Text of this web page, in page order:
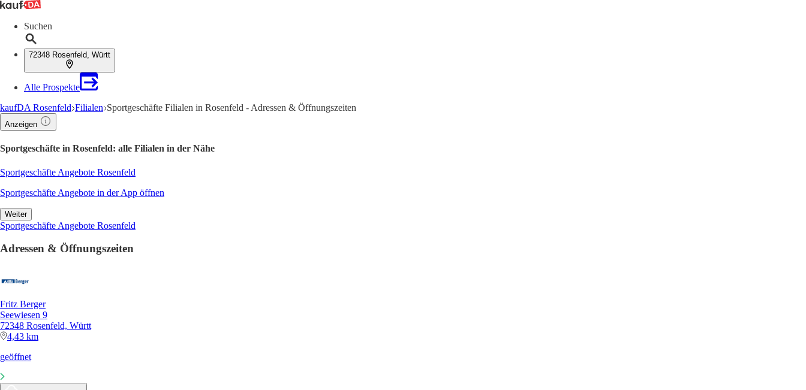
Suchen
72348 Rosenfeld, Württ
Alle Prospekte
kaufDA Rosenfeld Filialen Sportgeschäfte Filialen in Rosenfeld - Adressen & Öffnungszeiten
Anzeigen
Sportgeschäfte in Rosenfeld: alle Filialen in der Nähe
Sportgeschäfte Angebote Rosenfeld
Sportgeschäfte Angebote in der App öffnen
Weiter
Sportgeschäfte Angebote Rosenfeld
Adressen & Öffnungszeiten
Fritz Berger
Seewiesen 9
72348 Rosenfeld, Württ
4,43 km
geöffnet